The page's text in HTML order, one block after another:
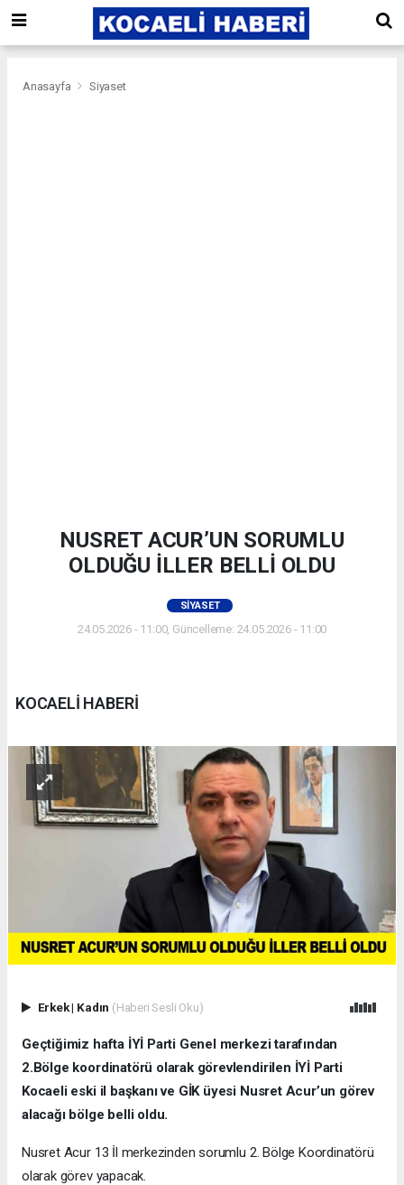
Anasayfa Siyaset
NUSRET ACUR’UN SORUMLU
OLDUĞU İLLER BELLİ OLDU
SIYASET
24.05.2026 - 11:00, Güncelleme: 24.05.2026 - 11:00
KOCAELİ HABERİ
Erkek| Kadın (Haberi Sesli Oku)
Geçtiğimiz hafta İYİ Parti Genel merkezi tarafından
2.Bölge koordinatörü olarak görevlendirilen İYİ Parti
Kocaeli eski il başkanı ve GİK üyesi Nusret Acur’un görev
alacağı bölge belli oldu.
Nusret Acur 13 İl merkezinden sorumlu 2. Bölge Koordinatörü
olarak görev yapacak.